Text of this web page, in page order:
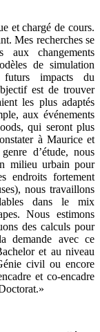
et chargé de cours.
Mes recherches se
aux changements
de simulation
futurs impacts du
est de trouver
les plus adaptés
aux événements
qui seront plus
à Maurice et
d’étude, nous
milieu urbain pour
endroits fortement
nous travaillons
dans le mix
Nous estimons
des calculs pour
demande avec ce
et au niveau
civil ou encore
et co-encadre